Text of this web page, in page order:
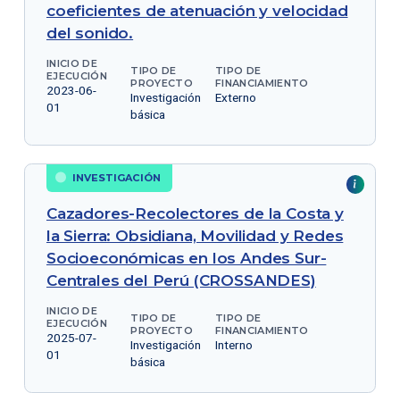
coeficientes de atenuación y velocidad
del sonido.
INICIO DE
EJECUCIÓN
2023-06-
01
TIPO DE
PROYECTO
Investigación
básica
TIPO DE
FINANCIAMIENTO
Externo
INVESTIGACIÓN
Cazadores-Recolectores de la Costa y
la Sierra: Obsidiana, Movilidad y Redes
Socioeconómicas en los Andes Sur-
Centrales del Perú (CROSSANDES)
INICIO DE
EJECUCIÓN
2025-07-
01
TIPO DE
PROYECTO
Investigación
básica
TIPO DE
FINANCIAMIENTO
Interno